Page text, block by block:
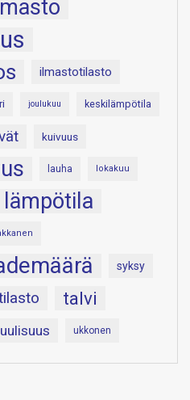
ilmastotilasto
joulukuu keskilämpötila
kuivuus
lauha lokakuu
lämpötila
syksy
talvi
ukkonen